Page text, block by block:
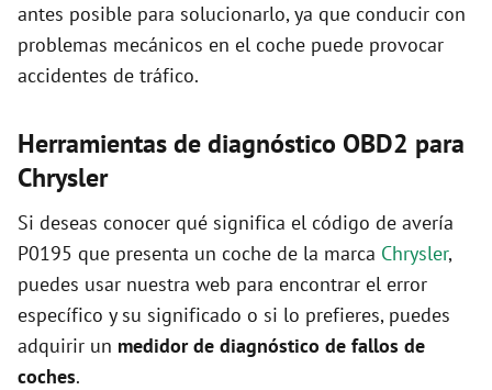
antes posible para solucionarlo, ya que conducir con
problemas mecánicos en el coche puede provocar
accidentes de tráfico.
Herramientas de diagnóstico OBD2 para
Chrysler
Si deseas conocer qué significa el código de avería
P0195 que presenta un coche de la marca Chrysler,
puedes usar nuestra web para encontrar el error
específico y su significado o si lo prefieres, puedes
adquirir un medidor de diagnóstico de fallos de
coches.